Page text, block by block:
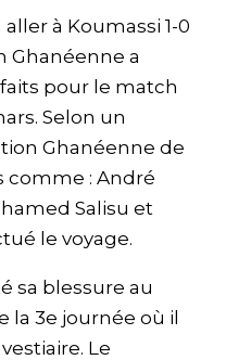
à Koumassi 1-0
Ghanéenne a
pour le match
Selon un
Ghanéenne de
comme : André
Salisu et
le voyage.
sa blessure au
la 3e journée où il
Le